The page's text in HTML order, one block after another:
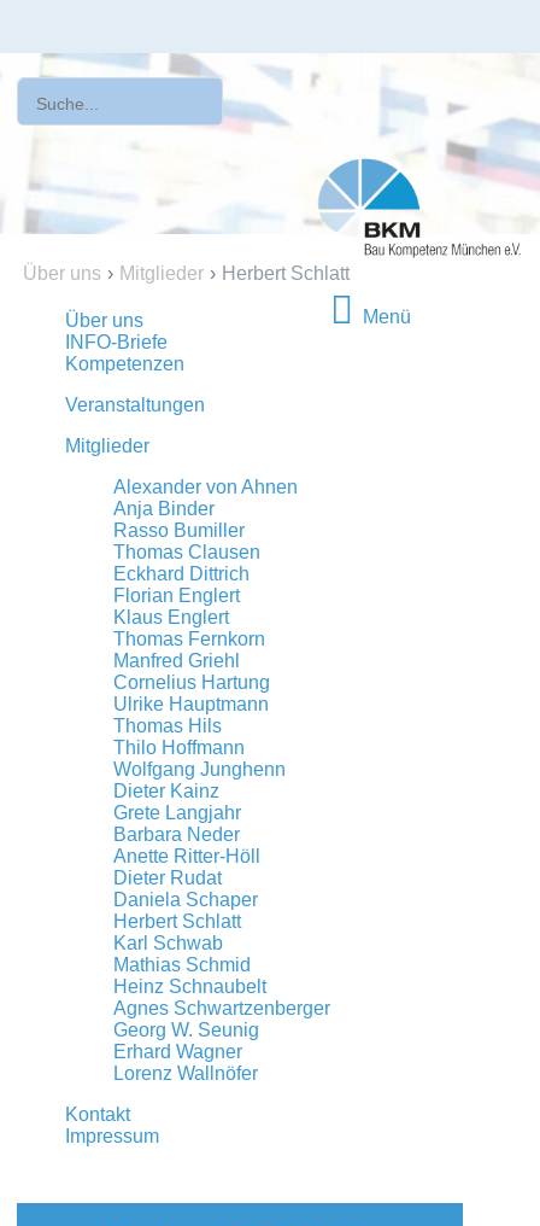
Über uns › Mitglieder › Herbert Schlatt
Über uns
INFO-Briefe
Kompetenzen
Veranstaltungen
Mitglieder
Alexander von Ahnen
Anja Binder
Rasso Bumiller
Thomas Clausen
Eckhard Dittrich
Florian Englert
Klaus Englert
Thomas Fernkorn
Manfred Griehl
Cornelius Hartung
Ulrike Hauptmann
Thomas Hils
Thilo Hoffmann
Wolfgang Junghenn
Dieter Kainz
Grete Langjahr
Barbara Neder
Anette Ritter-Höll
Dieter Rudat
Daniela Schaper
Herbert Schlatt
Karl Schwab
Mathias Schmid
Heinz Schnaubelt
Agnes Schwartzenberger
Georg W. Seunig
Erhard Wagner
Lorenz Wallnöfer
Kontakt
Impressum
Menü